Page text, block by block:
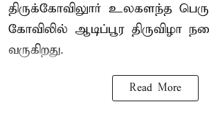
திருக்கோவிலுார் உலகளந்த
கோவிலில் ஆடிப்பூர திருவிழா
வருகிறது.
Read More